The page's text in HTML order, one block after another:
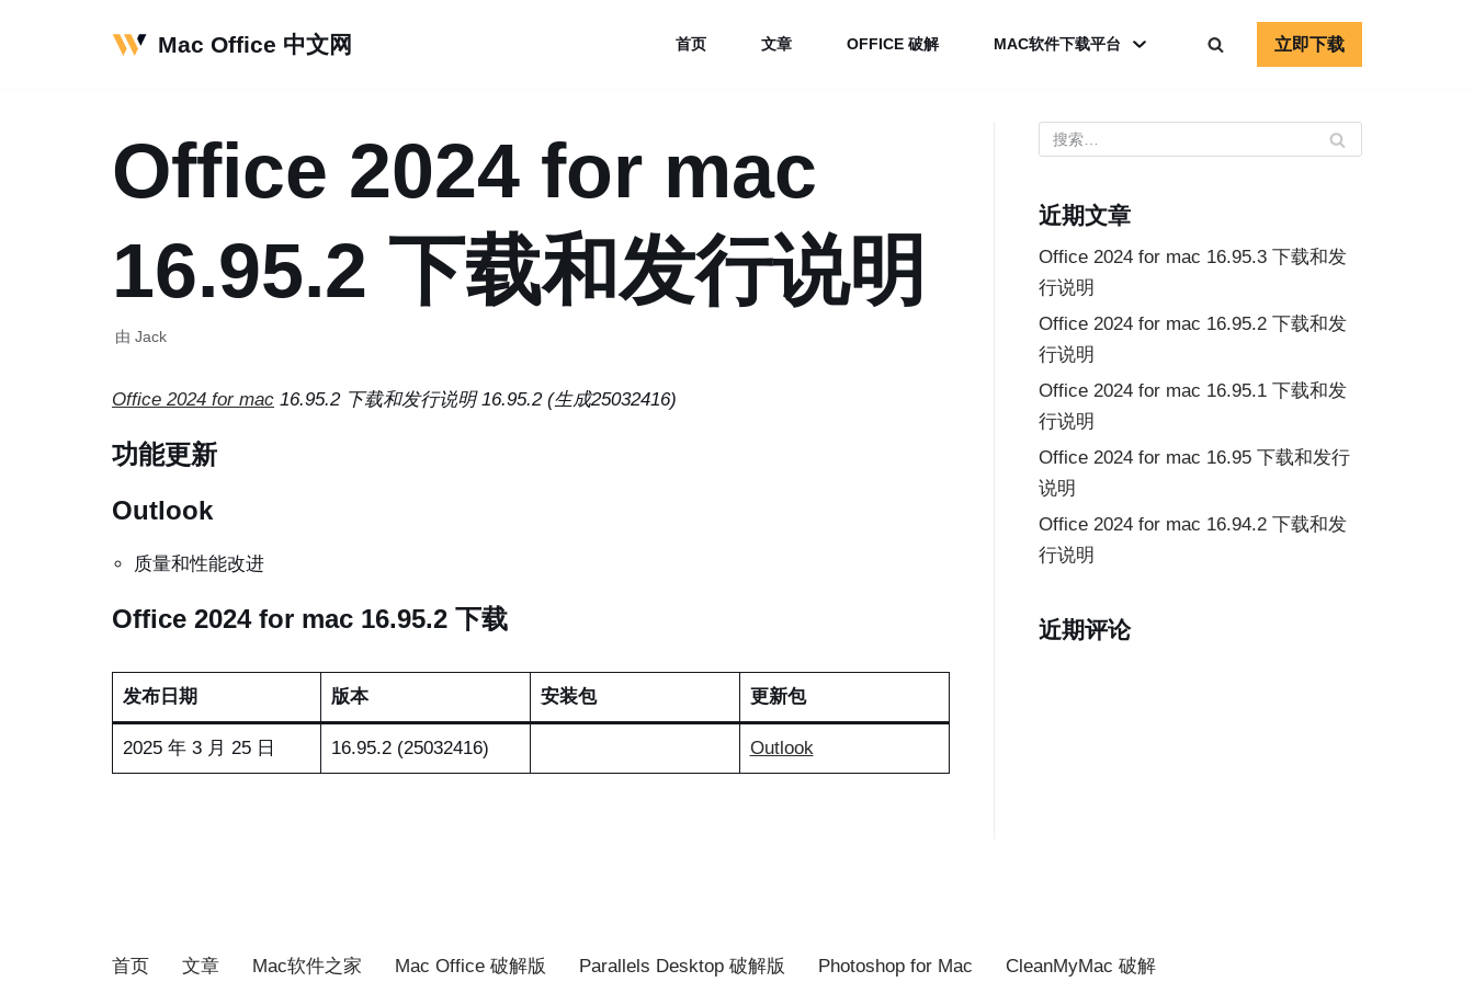
Mac Office 中文网 首页 文章 OFFICE 破解 MAC软件下载平台 立即下载
Office 2024 for mac
16.95.2 下载和发行说明
由 Jack
Office 2024 for mac 16.95.2 下载和发行说明 16.95.2 (生成25032416)
功能更新
Outlook
质量和性能改进
Office 2024 for mac 16.95.2 下载
发布日期 版本 安装包 更新包
2025 年 3 月 25 日 16.95.2 (25032416) Outlook
近期文章
Office 2024 for mac 16.95.3 下载和发
行说明
Office 2024 for mac 16.95.2 下载和发
行说明
Office 2024 for mac 16.95.1 下载和发
行说明
Office 2024 for mac 16.95 下载和发行
说明
Office 2024 for mac 16.94.2 下载和发
行说明
近期评论
首页 文章 Mac软件之家 Mac Office 破解版 Parallels Desktop 破解版 Photoshop for Mac CleanMyMac 破解